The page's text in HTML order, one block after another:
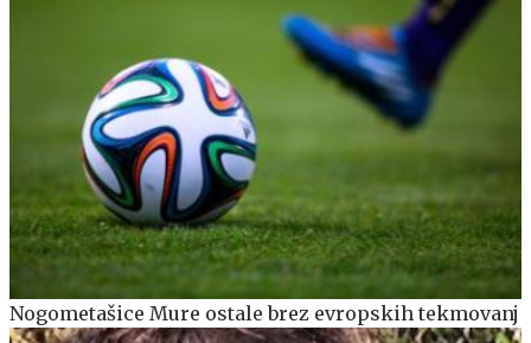
Nogometašice Mure ostale brez evropskih tekmovanj